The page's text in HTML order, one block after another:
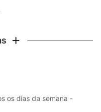
os dias da semana -